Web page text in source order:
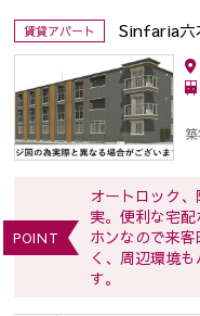
賃貸アパート Sinfaria六
POINT
オートロック
実。便利な宅
ホンなので来
く、周辺環境
す。